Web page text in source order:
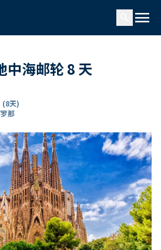
menu
中海邮轮 8 天
(8天)
那